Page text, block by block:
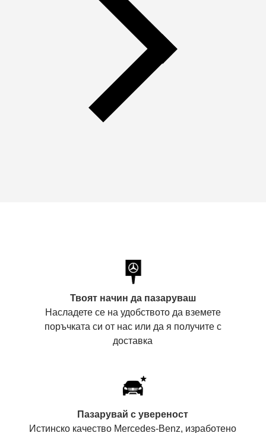
Твоят начин да пазаруваш
Насладете се на удобството да вземете
поръчката си от нас или да я получите с
доставка
Пазарувай с увереност
Истинско качество Mercedes-Benz, изработено